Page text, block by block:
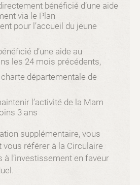
bénéficié d’une aide
via le Plan
pour l’accueil du jeune
d’une aide au
les 24 mois précédents,
départementale de
l’activité de la Mam
3 ans
supplémentaire, vous
vous référer à la Circulaire
à l’investissement en faveur